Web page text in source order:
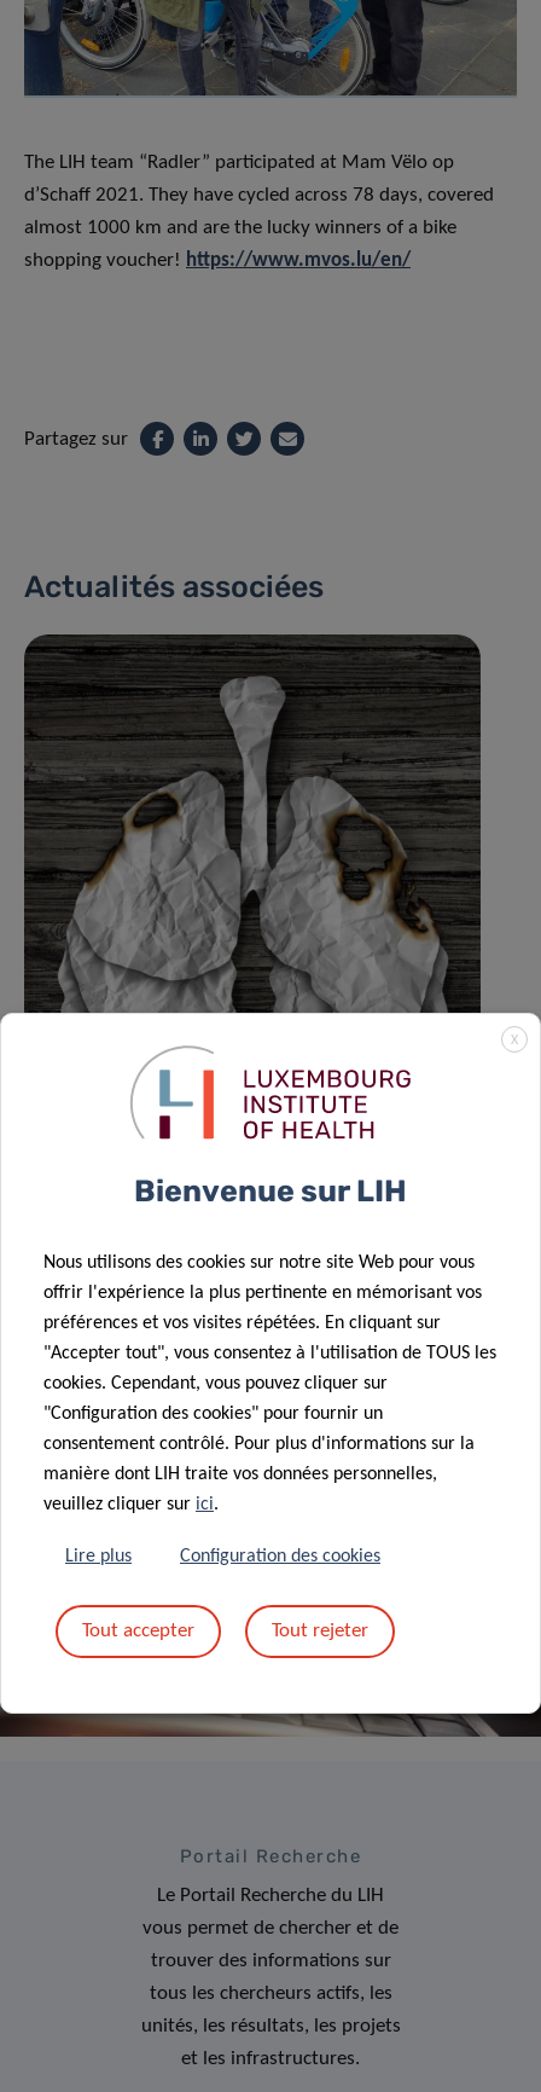
The LIH team “Radler” participated at Mam Vëlo op
d’Schaff 2021. They have cycled across 78 days, covered
almost 1000 km and are the lucky winners of a bike
shopping voucher! https://www.mvos.lu/en/
Partagez sur
Actualités associées
Un nouveau rôle pour le formate :
comment le cancer reprogramme les
cellules pulmonaires pour favoriser les
TOUTES LES ACTUALITÉS
Inscrivez-vous à la
newsletter du LIH
Portail Recherche
Le Portail Recherche du LIH
vous permet de chercher et de
trouver des informations sur
tous les chercheurs actifs, les
unités, les résultats, les projets
et les infrastructures.
X
Bienvenue sur LIH
Nous utilisons des cookies sur notre site Web pour vous
offrir l'expérience la plus pertinente en mémorisant vos
préférences et vos visites répétées. En cliquant sur
"Accepter tout", vous consentez à l'utilisation de TOUS les
cookies. Cependant, vous pouvez cliquer sur
"Configuration des cookies" pour fournir un
consentement contrôlé. Pour plus d'informations sur la
manière dont LIH traite vos données personnelles,
veuillez cliquer sur ici.
Lire plus Configuration des cookies
Tout accepter Tout rejeter